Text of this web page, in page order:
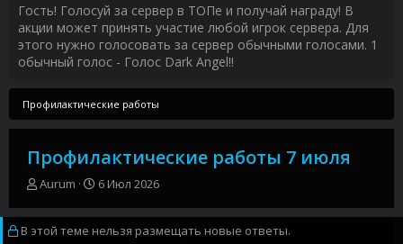
Гость! Голосуй за сервер в ТОПе и получай награду! В
акции может принять участие любой игрок сервера. Для
этого нужно голосовать за сервер обычными голосами. 1
обычный голос - Голос Dark Angel!!
Профилактические работы
Профилактические работы 7 июля
А
т
о
Aurum
Д
т
а
6 Июл 2026
В этой теме нельзя размещать новые ответы.